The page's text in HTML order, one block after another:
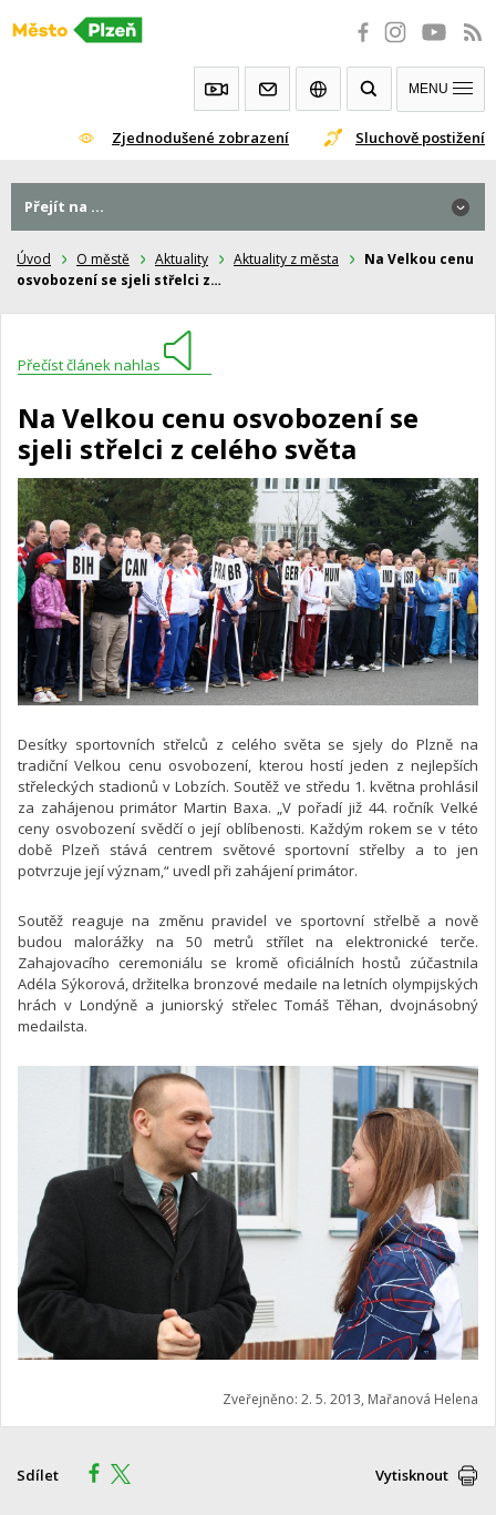
Přeskočit
Zjednodušené zobrazení Sluchově postižení
MENU
Úvod O městě Aktuality Aktuality z města
Na Velkou cenu
osvobození se sjeli střelci z…
Přečíst článek nahlas
Na Velkou cenu osvobození se
sjeli střelci z celého světa
Desítky sportovních střelců z celého světa se sjely do Plzně na
tradiční Velkou cenu osvobození, kterou hostí jeden z nejlepších
střeleckých stadionů v Lobzích. Soutěž ve středu 1. května prohlásil
za zahájenou primátor Martin Baxa. „V pořadí již 44. ročník Velké
ceny osvobození svědčí o její oblíbenosti. Každým rokem se v této
době Plzeň stává centrem světové sportovní střelby a to jen
potvrzuje její význam,“ uvedl při zahájení primátor.
Soutěž reaguje na změnu pravidel ve sportovní střelbě a nově
budou malorážky na 50 metrů střílet na elektronické terče.
Zahajovacího ceremoniálu se kromě oficiálních hostů zúčastnila
Adéla Sýkorová, držitelka bronzové medaile na letních olympijských
hrách v Londýně a juniorský střelec Tomáš Těhan, dvojnásobný
medailsta.
Zveřejněno: 2. 5. 2013, Mařanová Helena
Sdílet Vytisknout
Přejít na ...